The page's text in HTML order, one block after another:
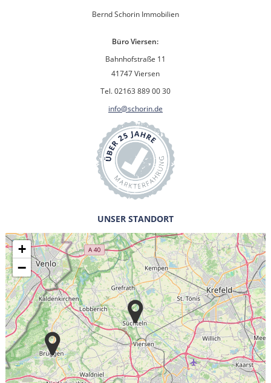
Bernd Schorin Immobilien
Büro Viersen:
Bahnhofstraße 11
41747 Viersen
Tel. 02163 889 00 30
info@schorin.de
UNSER STANDORT
+
−